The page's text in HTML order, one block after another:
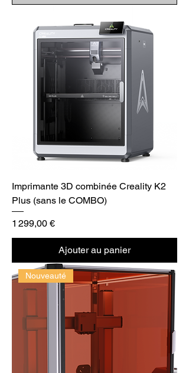
Imprimante 3D combinée Creality K2
Plus (sans le COMBO)
Prix
1 299,00 €
Ajouter au panier
Nouveauté